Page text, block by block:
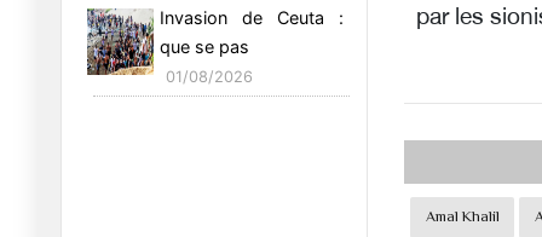
27/06/2026
Invasion de Ceuta :
que se pas
01/08/2026
par les
Amal Khalil